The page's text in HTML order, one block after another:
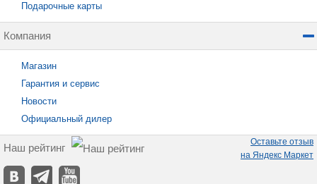
Подарочные карты
Компания
Магазин
Гарантия и сервис
Новости
Официальный дилер
Наш рейтинг
Оставьте отзыв
на Яндекс Маркет